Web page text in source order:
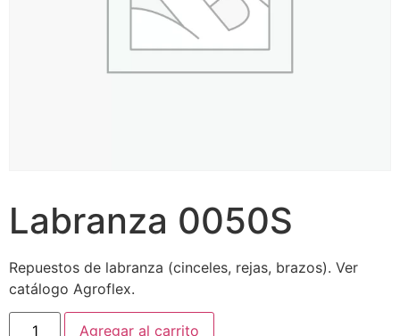
Labranza 0050S
Repuestos de labranza (cinceles, rejas, brazos). Ver
catálogo Agroflex.
Agregar al carrito